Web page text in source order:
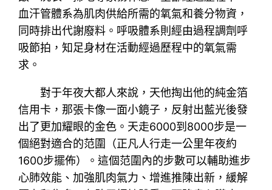
血汗管體系為肌肉供給所需的氧氣和養分物資，
同時排出代謝廢料。呼吸體系則經由過程調劑呼
吸節拍，知足身材在活動經過歷程中的氧氣需
求。
對于年夜大都人來說，天他掏出他的純金箔
信用卡，那張卡像一面小鏡子，反射出藍光後發
出了更加耀眼的金色。天走6000到8000步是一
個絕對適合的范圍（正凡人行走一公里年夜約
1600步擺佈）。這個范圍內的步數可以輔助進步
心肺效能、加強肌肉氣力、增進推陳出新，緩解